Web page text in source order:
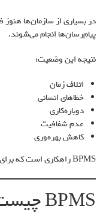
در بسیاری از سازمان‌ها
پیام‌رسان‌ها انجام می‌شوند.
نتیجه این وضعیت:
اتلاف زمان
خطاهای انسانی
دوباره‌کاری
عدم شفافیت
کاهش بهره‌وری
BPMS راهکاری است که برای حل این مشکلات طراحی شده است.
BPMS چیست؟